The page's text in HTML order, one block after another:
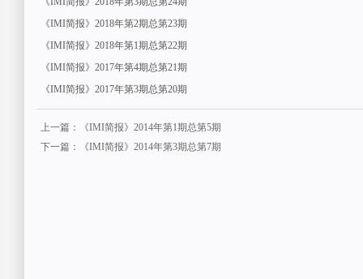
《IMI简报》2018年第2期总第23期
《IMI简报》2018年第1期总第22期
《IMI简报》2017年第4期总第21期
《IMI简报》2017年第3期总第20期
上一篇：《IMI简报》2014年第1期总第5期
下一篇：《IMI简报》2014年第3期总第7期